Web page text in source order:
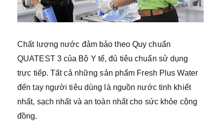
Chất lượng nước đảm bảo theo Quy chuẩn
QUATEST 3 của Bộ Y tế, đủ tiêu chuẩn sử dụng
trực tiếp. Tất cả những sản phẩm Fresh Plus Water
đến tay người tiêu dùng là nguồn nước tinh khiết
nhất, sạch nhất và an toàn nhất cho sức khỏe cộng
đồng.